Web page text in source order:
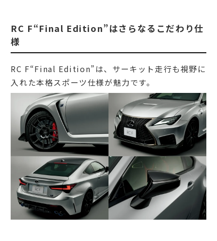
RC F“Final Edition”はさらなるこだわり仕
様
RC F“Final Edition”は、サーキット走行も視野に
入れた本格スポーツ仕様が魅力です。